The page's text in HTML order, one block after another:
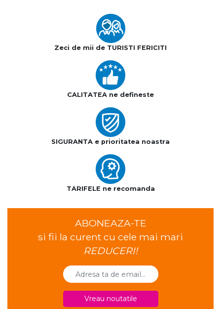
Zeci de mii de TURISTI FERICITI
CALITATEA ne defineste
SIGURANTA e prioritatea noastra
TARIFELE ne recomanda
ABONEAZA-TE
si fii la curent cu cele mai mari
REDUCERI!
Vreau noutatile